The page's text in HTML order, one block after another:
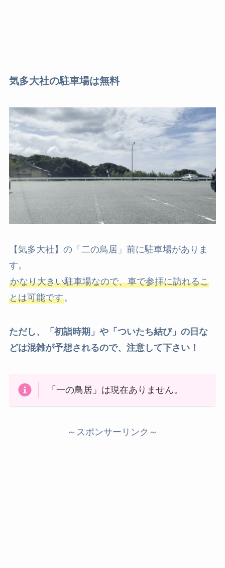
気多大社の駐車場は無料
【気多大社】の「二の鳥居」前に駐車場がありま
す。
かなり大きい駐車場なので、車で参拝に訪れるこ
とは可能です。
ただし、「初詣時期」や「ついたち結び」の日な
どは混雑が予想されるので、注意して下さい！
「一の鳥居」は現在ありません。
～スポンサーリンク～